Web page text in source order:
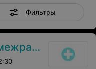
Фильтры
диспансер